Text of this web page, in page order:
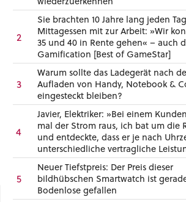
2
Sie brachten 10 Jahre lang jeden
Mittagessen mit zur Arbeit: »Wir
35 und 40 in Rente gehen« – auch
Gamification [Best of GameStar]
3
Warum sollte das Ladegerät nach
Aufladen von Handy, Notebook &
eingesteckt bleiben?
4
Javier, Elektriker: »Bei einem
mal der Strom raus, ich bat um die
und entdeckte, dass er je nach
unterschiedliche vertragliche
5
Neuer Tiefstpreis: Der Preis dieser
bildhübschen Smartwatch ist
Bodenlose gefallen